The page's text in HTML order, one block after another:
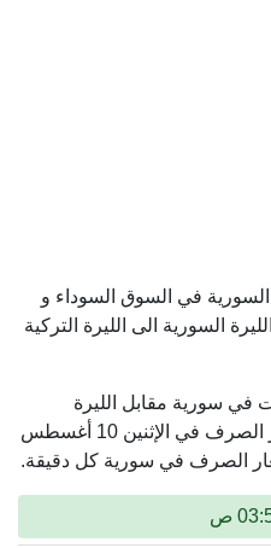
السورية في السوق السوداء و
السورية الى الليرة التركية
في سورية مقابل الليرة
السورية وفقًا لآخر تحديث لأسعار الصرف في الإثنين 10 أغسطس